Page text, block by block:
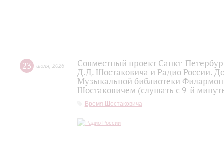
23 июля 2026
Совместный проект Санкт-
Д.Д. Шостаковича и Радио России.
Музыкальной библиотеки
Шостаковичем (слушать с 9-й
Время Шостаковича